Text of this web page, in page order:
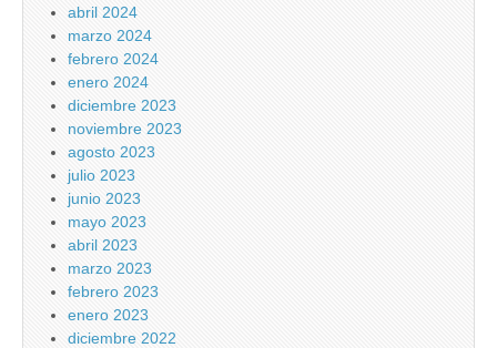
abril 2024
marzo 2024
febrero 2024
enero 2024
diciembre 2023
noviembre 2023
agosto 2023
julio 2023
junio 2023
mayo 2023
abril 2023
marzo 2023
febrero 2023
enero 2023
diciembre 2022